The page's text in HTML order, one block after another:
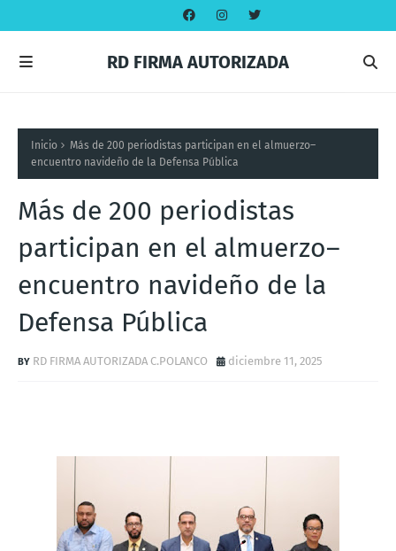
RD FIRMA AUTORIZADA
Inicio
Más de 200 periodistas participan en el almuerzo–
encuentro navideño de la Defensa Pública
Más de 200 periodistas
participan en el almuerzo–
encuentro navideño de la
Defensa Pública
RD FIRMA AUTORIZADA C.POLANCO diciembre 11, 2025